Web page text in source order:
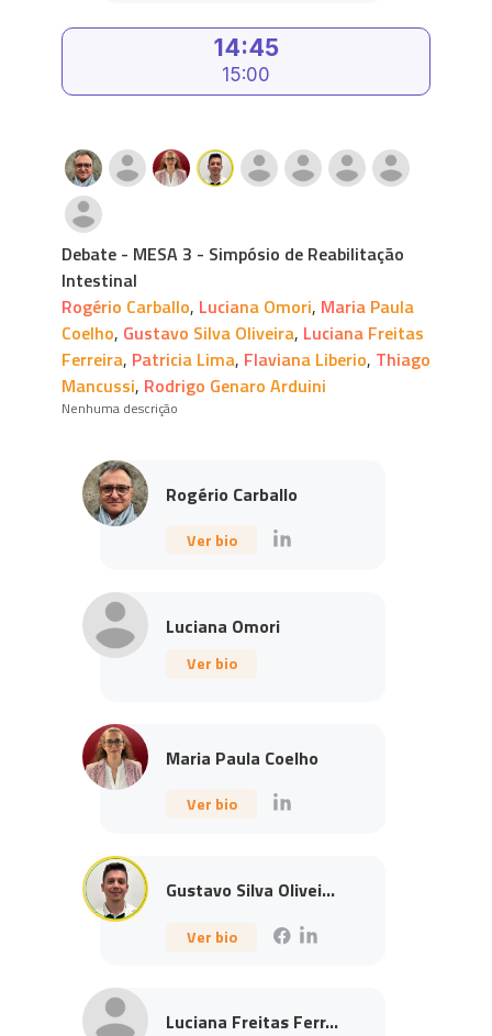
14:45
15:00
Debate - MESA 3 - Simpósio de Reabilitação
Intestinal
Rogério Carballo, Luciana Omori, Maria Paula
Coelho, Gustavo Silva Oliveira, Luciana Freitas
Ferreira, Patricia Lima, Flaviana Liberio, Thiago
Mancussi, Rodrigo Genaro Arduini
Nenhuma descrição
Rogério Carballo
Ver bio
Luciana Omori
Ver bio
Maria Paula Coelho
Ver bio
Gustavo Silva Olivei...
Ver bio
Luciana Freitas Ferr...